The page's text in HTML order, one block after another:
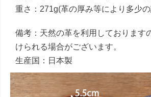
重さ：271g(革の厚み等により多少
備考：天然の革を利用しております
けられる場合がございます。
生産国：日本製